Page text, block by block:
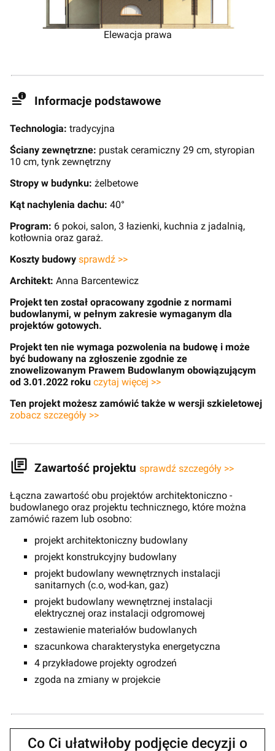
Elewacja prawa
Informacje podstawowe
Technologia: tradycyjna
Ściany zewnętrzne: pustak ceramiczny 29 cm, styropian
10 cm, tynk zewnętrzny
Stropy w budynku: żelbetowe
Kąt nachylenia dachu: 40°
Program: 6 pokoi, salon, 3 łazienki, kuchnia z jadalnią,
kotłownia oraz garaż.
Koszty budowy sprawdź >>
Architekt: Anna Barcentewicz
Projekt ten został opracowany zgodnie z normami
budowlanymi, w pełnym zakresie wymaganym dla
projektów gotowych.
Projekt ten nie wymaga pozwolenia na budowę i może
być budowany na zgłoszenie zgodnie ze
znowelizowanym Prawem Budowlanym obowiązującym
od 3.01.2022 roku czytaj więcej >>
Ten projekt możesz zamówić także w wersji szkieletowej
zobacz szczegóły >>
Zawartość projektu sprawdź szczegóły >>
Łączna zawartość obu projektów architektoniczno -
budowlanego oraz projektu technicznego, które można
zamówić razem lub osobno:
projekt architektoniczny budowlany
projekt konstrukcyjny budowlany
projekt budowlany wewnętrznych instalacji
sanitarnych (c.o, wod-kan, gaz)
projekt budowlany wewnętrznej instalacji
elektrycznej oraz instalacji odgromowej
zestawienie materiałów budowlanych
szacunkowa charakterystyka energetyczna
4 przykładowe projekty ogrodzeń
zgoda na zmiany w projekcie
Co Ci ułatwiłoby podjęcie decyzji o